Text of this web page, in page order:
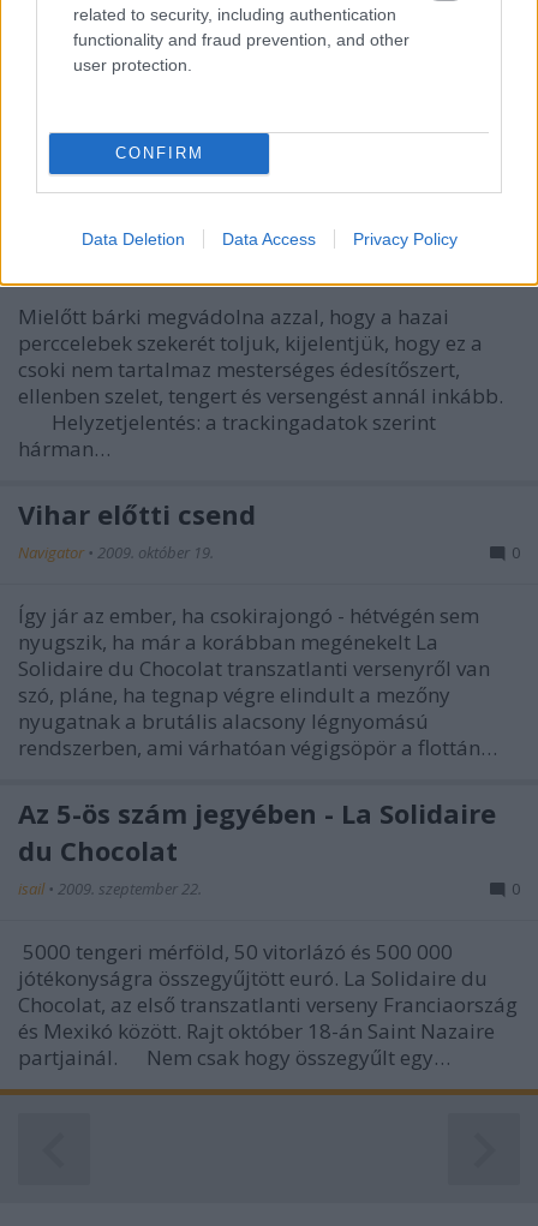
related to security, including authentication
functionality and fraud prevention, and other
user protection.
CONFIRM
Data Deletion Data Access Privacy Policy
Az ígért szél szépen megérkezett, a negyedik vízen
töltött éjszakára 45 csomósra erősödő
északnyugatiban küzdöttek az egységek. A történet
sebességről…
2009. október 20.
Mielőtt bárki megvádolna azzal, hogy a hazai
perccelebek szekerét toljuk, kijelentjük, hogy ez a
csoki nem tartalmaz mesterséges édesítőszert,
ellenben szelet, tengert és versengést annál inkább.
Helyzetjelentés: a trackingadatok szerint
hárman…
Vihar előtti csend
Navigator • 2009. október 19. 0
Így jár az ember, ha csokirajongó - hétvégén sem
nyugszik, ha már a korábban megénekelt La
Solidaire du Chocolat transzatlanti versenyről van
szó, pláne, ha tegnap végre elindult a mezőny
nyugatnak a brutális alacsony légnyomású
rendszerben, ami várhatóan végigsöpör a flottán…
Az 5-ös szám jegyében - La Solidaire
du Chocolat
isail • 2009. szeptember 22. 0
5000 tengeri mérföld, 50 vitorlázó és 500 000
jótékonyságra összegyűjtött euró. La Solidaire du
Chocolat, az első transzatlanti verseny Franciaország
és Mexikó között. Rajt október 18-án Saint Nazaire
partjainál. Nem csak hogy összegyűlt egy…